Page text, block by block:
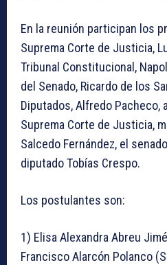
En la reunión participan los
Suprema Corte de Justicia,
Tribunal Constitucional,
del Senado, Ricardo de los
Diputados, Alfredo Pacheco,
Suprema Corte de Justicia,
Salcedo Fernández, el
diputado Tobías Crespo.
Los postulantes son:
1) Elisa Alexandra Abreu
Francisco Alarcón Polanco